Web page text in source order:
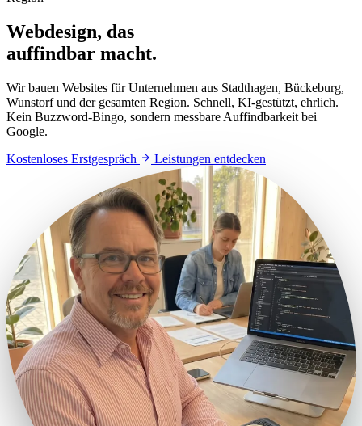
Webdesign, das
auffindbar macht.
Wir bauen Websites für Unternehmen aus Stadthagen, Bückeburg,
Wunstorf und der gesamten Region. Schnell, KI-gestützt, ehrlich.
Kein Buzzword-Bingo, sondern messbare Auffindbarkeit bei
Google.
Kostenloses Erstgespräch
Leistungen entdecken